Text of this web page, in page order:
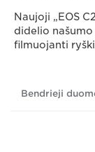
Naujoji „EOS
didelio
filmuojanti
Bendrieji